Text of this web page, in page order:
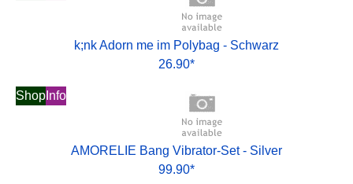
k;nk Adorn me im Polybag - Schwarz
26.90*
Shop Info
AMORELIE Bang Vibrator-Set - Silver
99.90*